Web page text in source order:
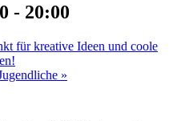
- 20:00
für kreative Ideen und coole
»